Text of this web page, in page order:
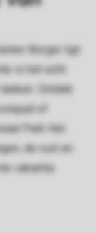
Borger ligt
is het echt
Ontdek
of
Park Het
de rust en
vakantie.